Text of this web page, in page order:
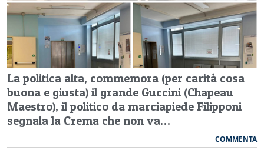
La politica alta, commemora (per carità cosa
buona e giusta) il grande Guccini (Chapeau
Maestro), il politico da marciapiede Filipponi
segnala la Crema che non va…
COMMENTA